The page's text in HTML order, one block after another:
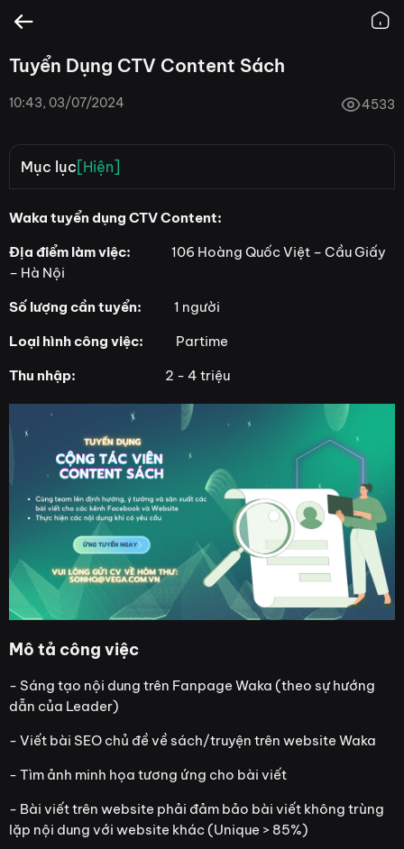
Tuyển Dụng CTV Content Sách
10:43, 03/07/2024 4533
Mục lục [Hiện]
Mô tả công việc
Lương/thưởng:
Yêu cầu công việc
Hình thức thanh toán nhuận bút
Cách thức ứng tuyển
Waka tuyển dụng CTV Content:
Địa điểm làm việc: 106 Hoàng Quốc Việt – Cầu Giấy
– Hà Nội
Số lượng cần tuyển: 1 người
Loại hình công việc:
Partime
Thu nhập: 2 - 4 triệu
Mô tả công việc
- Sáng tạo nội dung trên Fanpage Waka (theo sự hướng
dẫn của Leader)
- Viết bài SEO chủ đề về sách/truyện trên website Waka
- Tìm ảnh minh họa tương ứng cho bài viết
- Bài viết trên website phải đảm bảo bài viết không trùng
lặp nội dung với website khác (Unique > 85%)